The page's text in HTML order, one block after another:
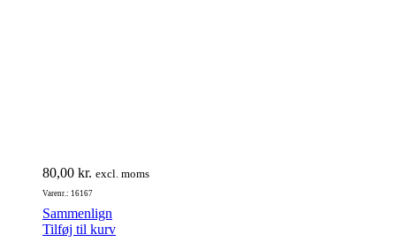
80,00 kr. excl. moms
Varenr.: 16167
Sammenlign
Tilføj til kurv